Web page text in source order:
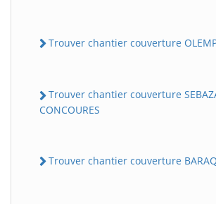
Trouver chantier couverture
Trouver chantier couverture
CONCOURES
Trouver chantier couverture